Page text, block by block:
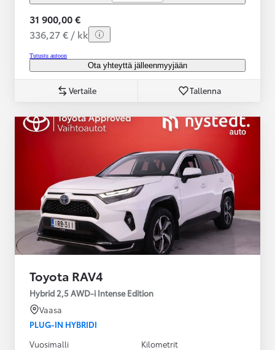
31 900,00 €
336,27 € / kk
Tutustu autoon
Ota yhteyttä jälleenmyyjään
Vertaile Tallenna
Toyota RAV4
Hybrid 2,5 AWD-i Intense Edition
Vaasa
PLUG-IN HYBRIDI
Vuosimalli
Kilometrit